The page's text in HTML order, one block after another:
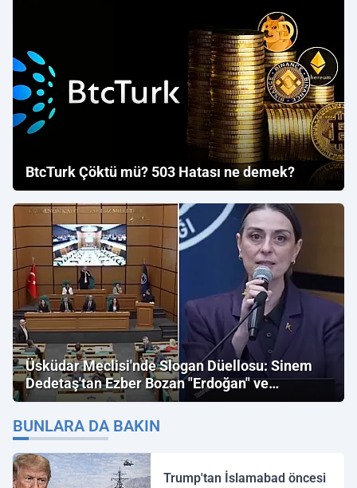
BtcTurk Çöktü mü? 503 Hatası ne demek?
Üsküdar Meclisi'nde Slogan Düellosu: Sinem
Dedetaş'tan Ezber Bozan "Erdoğan" ve
"İmamoğlu" Çıkışı!
BUNLARA DA BAKIN
Trump'tan İslamabad öncesi